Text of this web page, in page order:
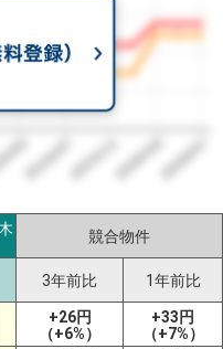
032025/072025/112026/032026/07
競合物件
3年前比 1年前比
+26円
（+6%）
+33円
（+7%）